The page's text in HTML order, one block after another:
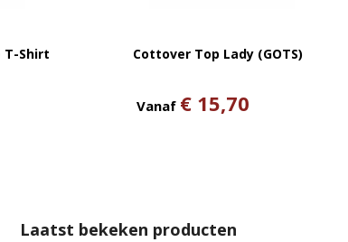
T-Shirt
Cottover Top Lady (GOTS)
Vanaf € 15,70
Laatst bekeken producten